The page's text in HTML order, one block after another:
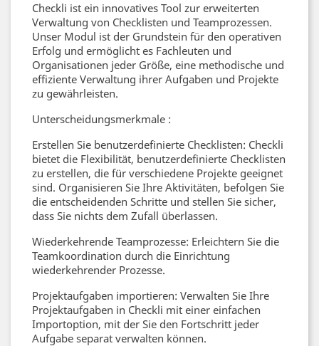
Checkli ist ein innovatives Tool zur erweiterten
Verwaltung von Checklisten und Teamprozessen.
Unser Modul ist der Grundstein für den operativen
Erfolg und ermöglicht es Fachleuten und
Organisationen jeder Größe, eine methodische und
effiziente Verwaltung ihrer Aufgaben und Projekte
zu gewährleisten.
Unterscheidungsmerkmale :
Erstellen Sie benutzerdefinierte Checklisten: Checkli
bietet die Flexibilität, benutzerdefinierte Checklisten
zu erstellen, die für verschiedene Projekte geeignet
sind. Organisieren Sie Ihre Aktivitäten, befolgen Sie
die entscheidenden Schritte und stellen Sie sicher,
dass Sie nichts dem Zufall überlassen.
Wiederkehrende Teamprozesse: Erleichtern Sie die
Teamkoordination durch die Einrichtung
wiederkehrender Prozesse.
Projektaufgaben importieren: Verwalten Sie Ihre
Projektaufgaben in Checkli mit einer einfachen
Importoption, mit der Sie den Fortschritt jeder
Aufgabe separat verwalten können.